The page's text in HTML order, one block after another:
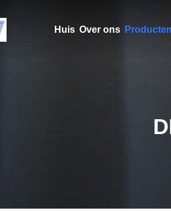
Huis Over ons Producten